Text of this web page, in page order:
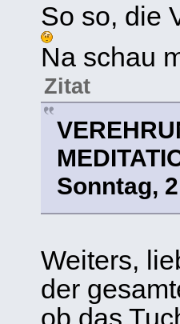
So so, die
Na schau
Zitat
Sonntag,
Weiters,
der